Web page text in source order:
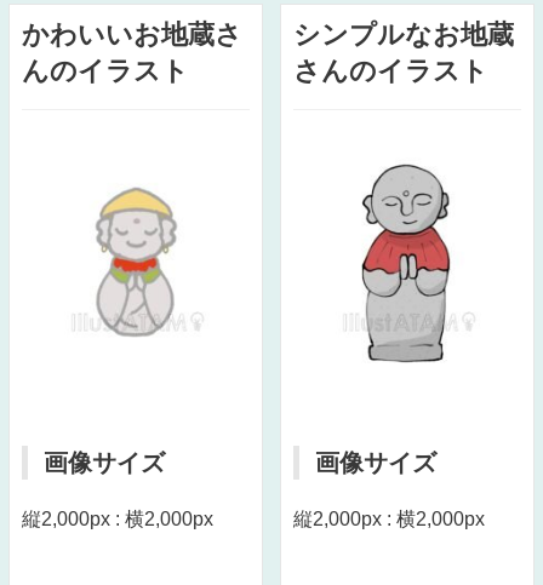
かわいいお地蔵さ
んのイラスト
画像サイズ
縦2,000px : 横2,000px
シンプルなお地蔵
さんのイラスト
画像サイズ
縦2,000px : 横2,000px